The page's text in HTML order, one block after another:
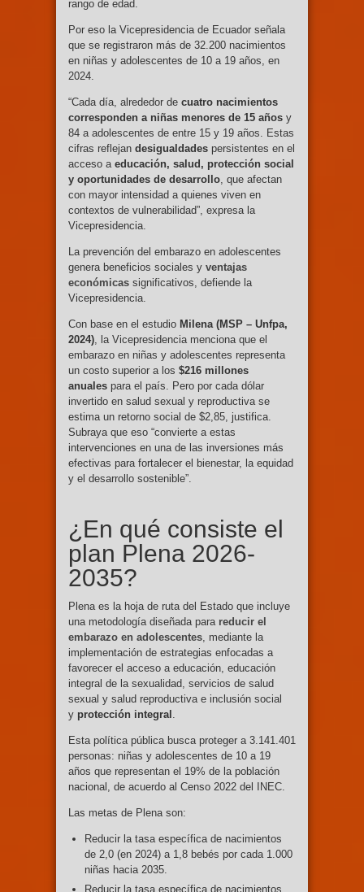
rango de edad.
Por eso la Vicepresidencia de Ecuador señala
que se registraron más de 32.200 nacimientos
en niñas y adolescentes de 10 a 19 años, en
2024.
“Cada día, alrededor de cuatro nacimientos
corresponden a niñas menores de 15 años y
84 a adolescentes de entre 15 y 19 años. Estas
cifras reflejan desigualdades persistentes en el
acceso a educación, salud, protección social
y oportunidades de desarrollo , que afectan
con mayor intensidad a quienes viven en
contextos de vulnerabilidad”, expresa la
Vicepresidencia.
La prevención del embarazo en adolescentes
genera beneficios sociales y ventajas
económicas significativos, defiende la
Vicepresidencia.
Con base en el estudio Milena (MSP – Unfpa,
2024) , la Vicepresidencia menciona que el
embarazo en niñas y adolescentes representa
un costo superior a los $216 millones
anuales para el país. Pero por cada dólar
invertido en salud sexual y reproductiva se
estima un retorno social de $2,85, justifica.
Subraya que eso “convierte a estas
intervenciones en una de las inversiones más
efectivas para fortalecer el bienestar, la equidad
y el desarrollo sostenible”.
¿En qué consiste el
plan Plena 2026-
2035?
Plena es la hoja de ruta del Estado que incluye
una metodología diseñada para reducir el
embarazo en adolescentes , mediante la
implementación de estrategias enfocadas a
favorecer el acceso a educación, educación
integral de la sexualidad, servicios de salud
sexual y salud reproductiva e inclusión social
y protección integral
Esta política pública busca proteger a 3.141.401
personas: niñas y adolescentes de 10 a 19
años que representan el 19% de la población
nacional, de acuerdo al Censo 2022 del INEC.
Las metas de Plena son:
Reducir la tasa específica de nacimientos
de 2,0 (en 2024) a 1,8 bebés por cada 1.000
niñas hacia 2035.
Reducir la tasa específica de nacimientos